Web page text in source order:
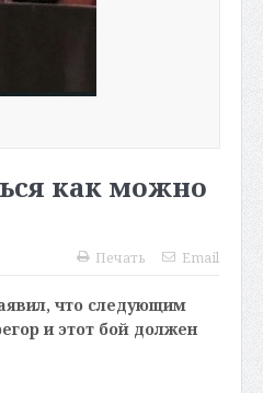
как можно
Печать Email
что следующим
и этот бой должен